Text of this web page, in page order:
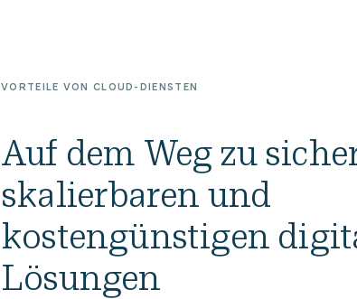
VORTEILE VON CLOUD-DIENSTEN
Auf dem Weg zu
skalierbaren und
kostengünstigen
Lösungen